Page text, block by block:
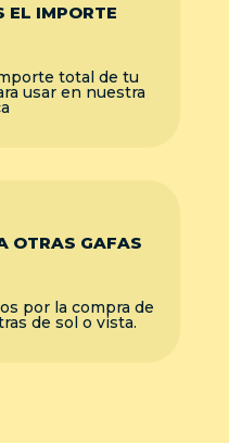
EL IMPORTE
total de tu
usar en nuestra
OTRAS GAFAS
por la compra de
de sol o vista.